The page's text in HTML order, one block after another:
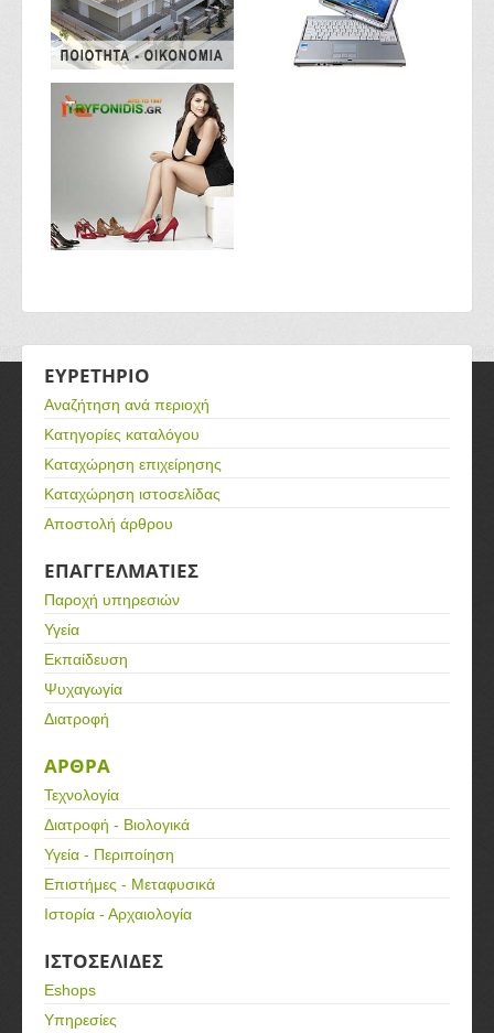
ΕΥΡΕΤΗΡΙΟ
Αναζήτηση ανά περιοχή
Κατηγορίες καταλόγου
Καταχώρηση επιχείρησης
Καταχώρηση ιστοσελίδας
Αποστολή άρθρου
ΕΠΑΓΓΕΛΜΑΤΙΕΣ
Παροχή υπηρεσιών
Υγεία
Εκπαίδευση
Ψυχαγωγία
Διατροφή
ΑΡΘΡΑ
Τεχνολογία
Διατροφή - Βιολογικά
Υγεία - Περιποίηση
Επιστήμες - Μεταφυσικά
Ιστορία - Αρχαιολογία
ΙΣΤΟΣΕΛΙΔΕΣ
Eshops
Υπηρεσίες